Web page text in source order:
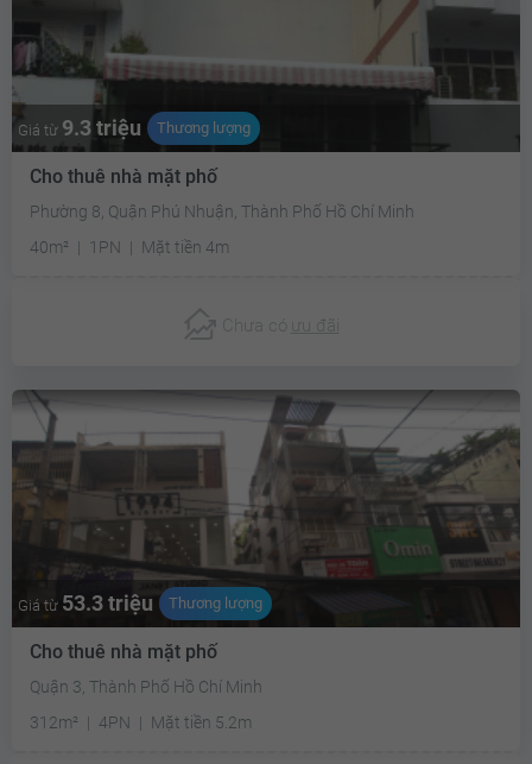
Giá từ 9.3 triệu Thương lượng
Cho thuê nhà mặt phố
Phường 8, Quận Phú Nhuận, Thành Phố Hồ Chí Minh
40m²
1PN Mặt tiền 4m
Chưa có ưu đãi
Giá từ 53.3 triệu Thương lượng
Cho thuê nhà mặt phố
Quận 3, Thành Phố Hồ Chí Minh
312m²
4PN Mặt tiền 5.2m